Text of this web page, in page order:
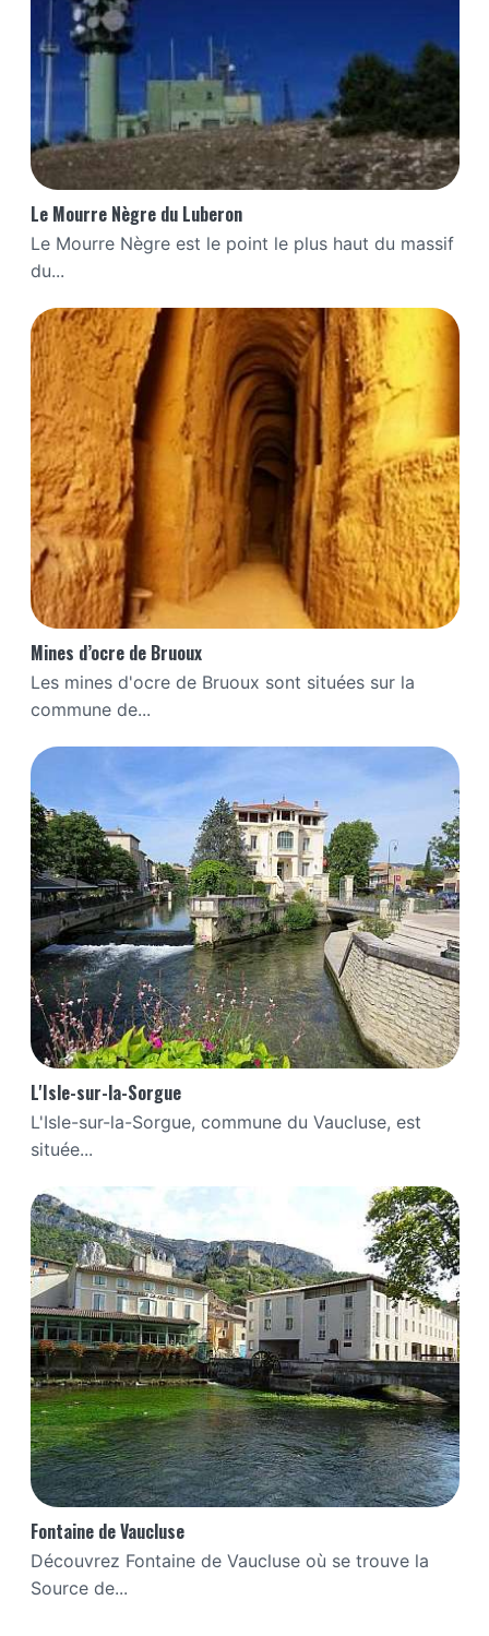
Le Mourre Nègre du Luberon
Le Mourre Nègre est le point le plus haut du massif
du...
Mines d’ocre de Bruoux
Les mines d'ocre de Bruoux sont situées sur la
commune de...
L'Isle-sur-la-Sorgue
L'Isle-sur-la-Sorgue, commune du Vaucluse, est
située...
Fontaine de Vaucluse
Découvrez Fontaine de Vaucluse où se trouve la
Source de...